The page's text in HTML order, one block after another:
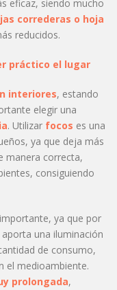
eficaz, siendo mucho
correderas o hoja
reducidos.
práctico el lugar
interiores, estando
elegir una
. Utilizar focos es una
ya que deja más
manera correcta,
consiguiendo
ya que por
aporta una iluminación
de consumo,
el medioambiente.
prolongada,